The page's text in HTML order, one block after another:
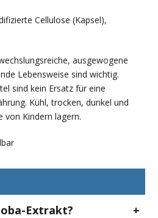
Cellulose (Kapsel),
ausgewogene
Lebensweise sind wichtig.
sind kein Ersatz für eine
Kühl, trocken, dunkel und
von Kindern lagern.
Extrakt?